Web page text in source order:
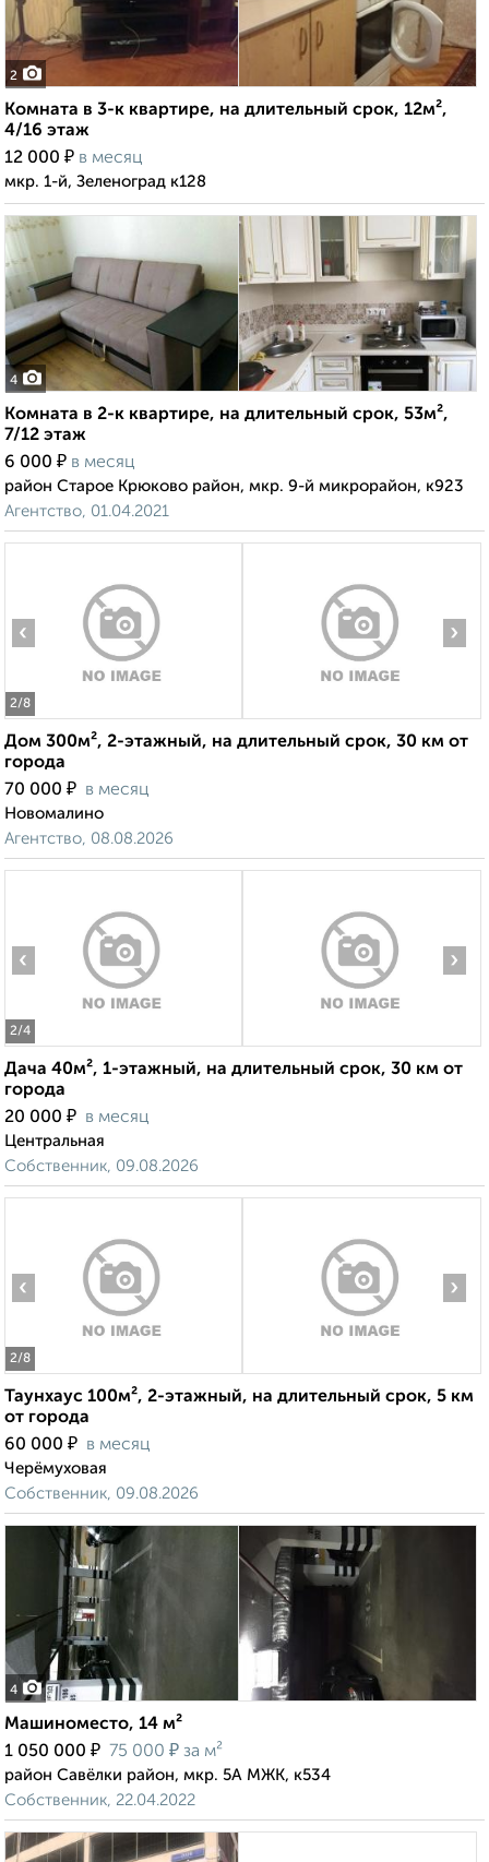
2
Комната в 3-к квартире, на длительный срок, 12м²,
4/16 этаж
12 000 ₽ в месяц
мкр. 1-й, Зеленоград к128
4
Комната в 2-к квартире, на длительный срок, 53м²,
7/12 этаж
6 000 ₽ в месяц
район Старое Крюково район, мкр. 9-й микрорайон, к923
Агентство, 01.04.2021
2/8
‹ ›
Дом 300м², 2-этажный, на длительный срок, 30 км от
города
70 000 ₽ в месяц
Новомалино
Агентство, 08.08.2026
2/4
‹ ›
Дача 40м², 1-этажный, на длительный срок, 30 км от
города
20 000 ₽ в месяц
Центральная
Собственник, 09.08.2026
2/8
‹ ›
Таунхаус 100м², 2-этажный, на длительный срок, 5 км
от города
60 000 ₽ в месяц
Черёмуховая
Собственник, 09.08.2026
4
Машиноместо, 14 м²
1 050 000 ₽ 75 000 ₽ за м²
район Савёлки район, мкр. 5А МЖК, к534
Собственник, 22.04.2022